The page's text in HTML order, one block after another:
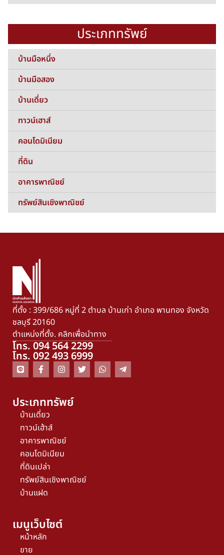
ประเภททรัพย์
บ้านมือหนึ่ง
บ้านมือสอง
บ้านเดี่ยว
ทาวน์เฮาส์
คอนโดมิเนียม
ที่ดิน
อาคารพาณิชย์
ทรัพย์สินเชิงพาณิชย์
ที่ตั้ง : 399/686 หมู่ที่ 2 ตำบล บ้านเก่า อำเภอ พานทอง จังหวัด
ชลบุรี 20160
ตำแหน่งที่ตั้ง. คลิกเพื่อนำทาง
โทร. 094 564 2299
โทร. 092 493 6999
ประเภททรัพย์
บ้านเดี่ยว
ทาวน์เฮ้าส์
อาคารพาณิชย์
คอนโดมิเนียม
ที่ดินเปล่า
ทรัพย์สินเชิงพาณิชย์
บ้านแฝด
เมนูเว็บไซต์
หน้าหลัก
ขาย